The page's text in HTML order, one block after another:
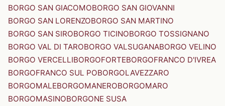
BORGO SAN GIACOMOBORGO SAN GIOVANNI
BORGO SAN LORENZOBORGO SAN MARTINO
BORGO SAN SIROBORGO TICINOBORGO TOSSIGNANO
BORGO VAL DI TAROBORGO VALSUGANABORGO VELINO
BORGO VERCELLIBORGOFORTEBORGOFRANCO D'IVREA
BORGOFRANCO SUL POBORGOLAVEZZARO
BORGOMALEBORGOMANEROBORGOMARO
BORGOMASINOBORGONE SUSA